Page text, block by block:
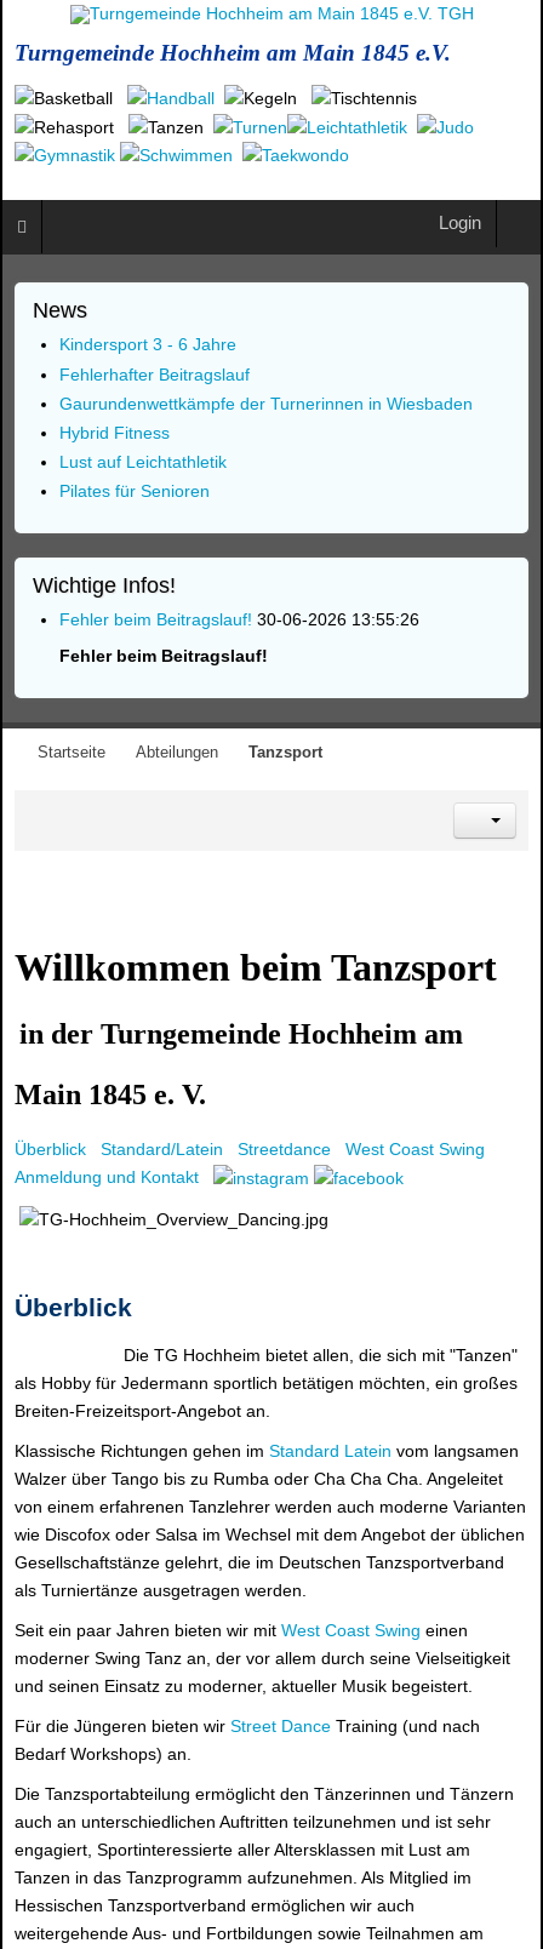
Turngemeinde Hochheim am Main 1845 e.V.
Login
News
Kindersport 3 - 6 Jahre
Fehlerhafter Beitragslauf
Gaurundenwettkämpfe der Turnerinnen in Wiesbaden
Hybrid Fitness
Lust auf Leichtathletik
Pilates für Senioren
Wichtige Infos!
Fehler beim Beitragslauf! 30-06-2026 13:55:26
Fehler beim Beitragslauf!
Startseite Abteilungen Tanzsport
Willkommen beim Tanzsport
in der Turngemeinde Hochheim am
Main 1845 e. V.
Überblick Standard/Latein Streetdance
West Coast Swing
Anmeldung und Kontakt
Überblick
Die TG Hochheim bietet allen, die sich mit "Tanzen"
als Hobby für Jedermann sportlich betätigen möchten, ein großes
Breiten-Freizeitsport-Angebot an.
Klassische Richtungen gehen im Standard Latein vom langsamen
Walzer über Tango bis zu Rumba oder Cha Cha Cha. Angeleitet
von einem erfahrenen Tanzlehrer werden auch moderne Varianten
wie Discofox oder Salsa im Wechsel mit dem Angebot der üblichen
Gesellschaftstänze gelehrt, die im Deutschen Tanzsportverband
als Turniertänze ausgetragen werden.
Seit ein paar Jahren bieten wir mit West Coast Swing einen
moderner Swing Tanz an, der vor allem durch seine Vielseitigkeit
und seinen Einsatz zu moderner, aktueller Musik begeistert.
Für die Jüngeren bieten wir Street Dance Training (und nach
Bedarf Workshops) an.
Die Tanzsportabteilung ermöglicht den Tänzerinnen und Tänzern
auch an unterschiedlichen Auftritten teilzunehmen und ist sehr
engagiert, Sportinteressierte aller Altersklassen mit Lust am
Tanzen in das Tanzprogramm aufzunehmen. Als Mitglied im
Hessischen Tanzsportverband ermöglichen wir auch
weitergehende Aus- und Fortbildungen sowie Teilnahmen am